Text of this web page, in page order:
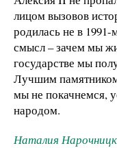
лицом вызовов
родилась не в
смысл – зачем мы
государстве мы
Лучшим
мы не покачнемся,
народом.
Наталия